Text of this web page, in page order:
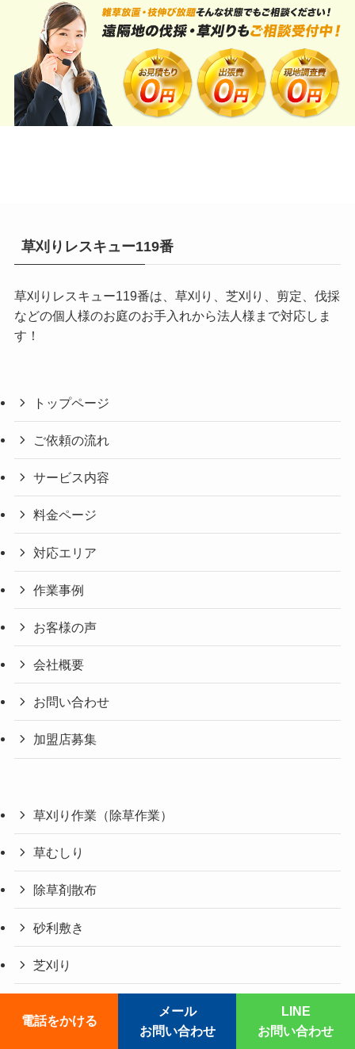
草刈りレスキュー119番
草刈りレスキュー119番は、草刈り、芝刈り、剪定、伐採
などの個人様のお庭のお手入れから法人様まで対応しま
す！
トップページ
ご依頼の流れ
サービス内容
料金ページ
対応エリア
作業事例
お客様の声
会社概要
お問い合わせ
加盟店募集
草刈り作業（除草作業）
草むしり
除草剤散布
砂利敷き
芝刈り
花壇、家庭菜園の除草・雑草取り
電話をかける
メール
お問い合わせ
LINE
お問い合わせ